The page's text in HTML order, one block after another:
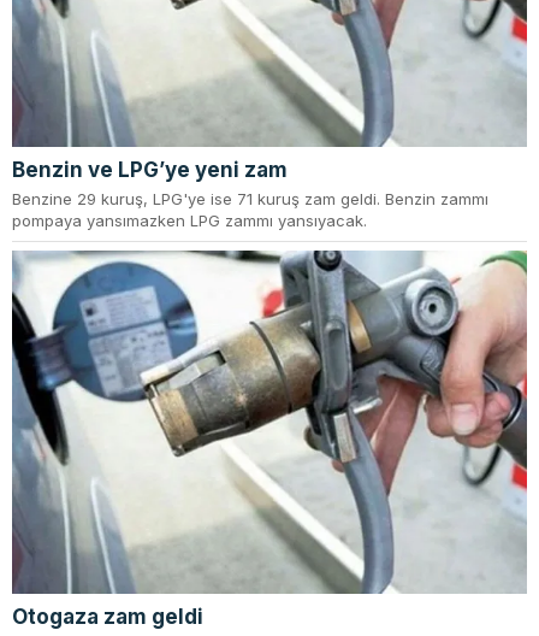
Benzin ve LPG’ye yeni zam
Benzine 29 kuruş, LPG'ye ise 71 kuruş zam geldi. Benzin zammı
pompaya yansımazken LPG zammı yansıyacak.
Otogaza zam geldi